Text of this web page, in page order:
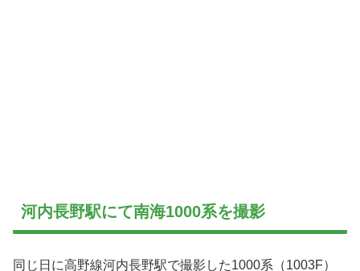
河内長野駅にて南海1000系を撮影
同じ日に高野線河内長野駅で撮影した1000系（1003F）